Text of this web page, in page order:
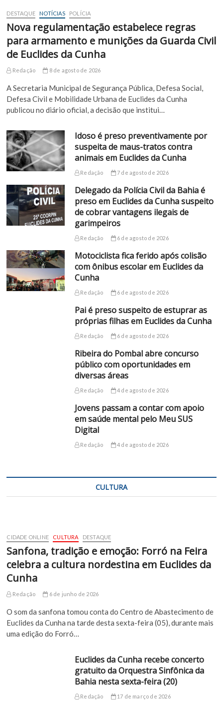
DESTAQUE NOTÍCIAS POLÍCIA
Nova regulamentação estabelece regras
para armamento e munições da Guarda Civil
de Euclides da Cunha
Redação 8 de agosto de 2026
A Secretaria Municipal de Segurança Pública, Defesa Social,
Defesa Civil e Mobilidade Urbana de Euclides da Cunha
publicou no diário oficial, a decisão que institui…
Idoso é preso preventivamente por
suspeita de maus-tratos contra
animais em Euclides da Cunha
Redação 7 de agosto de 2026
Delegado da Polícia Civil da Bahia é
preso em Euclides da Cunha suspeito
de cobrar vantagens ilegais de
garimpeiros
Redação 6 de agosto de 2026
Motociclista fica ferido após colisão
com ônibus escolar em Euclides da
Cunha
Redação 6 de agosto de 2026
Pai é preso suspeito de estuprar as
próprias filhas em Euclides da Cunha
Redação 6 de agosto de 2026
Ribeira do Pombal abre concurso
público com oportunidades em
diversas áreas
Redação 4 de agosto de 2026
Jovens passam a contar com apoio
em saúde mental pelo Meu SUS
Digital
Redação 4 de agosto de 2026
CULTURA
CIDADE ONLINE CULTURA DESTAQUE
Sanfona, tradição e emoção: Forró na Feira
celebra a cultura nordestina em Euclides da
Cunha
Redação 6 de junho de 2026
O som da sanfona tomou conta do Centro de Abastecimento de
Euclides da Cunha na tarde desta sexta-feira (05), durante mais
uma edição do Forró…
Euclides da Cunha recebe concerto
gratuito da Orquestra Sinfônica da
Bahia nesta sexta-feira (20)
Redação 17 de março de 2026